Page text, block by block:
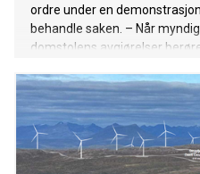
ordre under en
behandle saken. – Når
domstolens avgjørelser
Advokatfirma.